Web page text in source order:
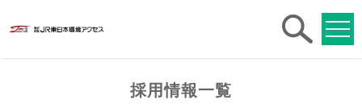
採用情報一覧